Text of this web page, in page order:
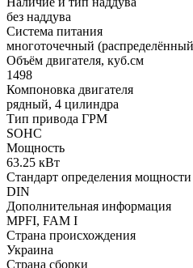
без наддува
Система питания
многоточечный
Объём двигателя, куб.см
1498
Компоновка двигателя
рядный, 4 цилиндра
Тип привода ГРМ
SOHC
Мощность
63.25 кВт
Стандарт определения
DIN
Дополнительная информация
MPFI, FAM I
Страна происхождения
Украина
Страна сборки